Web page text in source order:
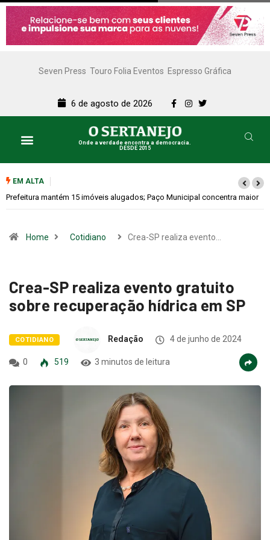
Seven Press Touro Folia Eventos Espresso Gráfica
6 de agosto de 2026
Onde a verdade encontra a democracia.
DESDE 2015
EM ALTA
Colina promove 1º Fórum de Turismo para discutir desenvolvimento
Home Cotidiano Crea-SP realiza evento…
Crea-SP realiza evento gratuito
sobre recuperação hídrica em SP
COTIDIANO Redação 4 de junho de 2024
0 519 3 minutos de leitura